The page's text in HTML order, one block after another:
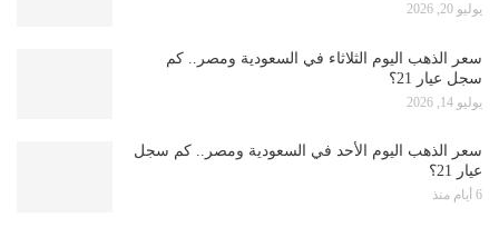
يوليو 20, 2026
سعر الذهب اليوم الثلاثاء في السعودية ومصر.. كم
سجل عيار 21؟
يوليو 14, 2026
سعر الذهب اليوم الأحد في السعودية ومصر.. كم سجل
عيار 21؟
6 أيام منذ